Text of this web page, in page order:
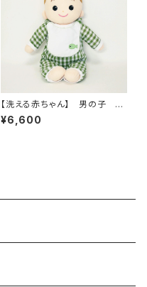
【洗える赤ちゃん】 男の子
ギンガムチェック（グリーン）
¥6,600